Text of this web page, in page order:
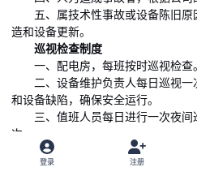
五、属技术性事故或设备陈旧原
造和设备更新。
巡视检查制度
一、配电房，每班按时巡视检查。
二、设备维护负责人每日巡视一
和设备缺陷，确保安全运行。
三、值班人员每日进行一次夜间
次。
四、当发生大风、雷雨、冰雪、
登录 注册